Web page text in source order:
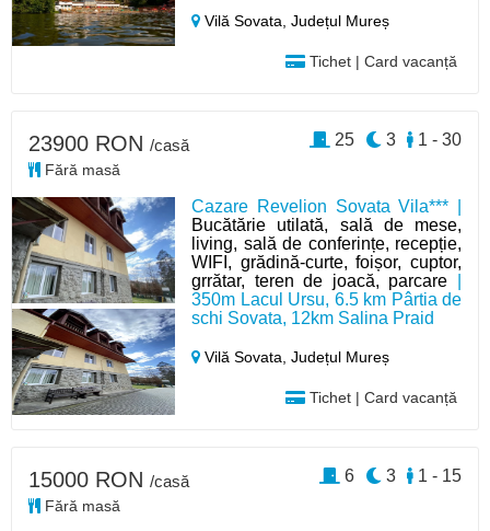
Vilă Sovata,Județul Mureș
Tichet | Card vacanță
Cazare Revelion Sovata Vila*** |
Bucătărie utilată, sală de mese,
living, sală de conferințe, recepție,
WIFI, grădină-curte, foișor, cuptor,
grrătar, teren de joacă, parcare
350m Lacul Ursu, 6.5 km Pârtia de
schi Sovata, 12km Salina Praid
Vilă Sovata,Județul Mureș
Tichet | Card vacanță
23900 RON /casă
Fără masă
1 - 30
3
25
15000 RON /casă
Fără masă
1 - 15
3
6